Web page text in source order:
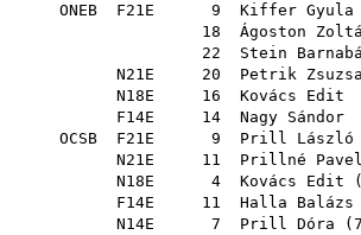
ONEB F21E 9
Kiffer Gyula
18
Ágoston
22
Stein
N21E 20
Petrik
N18E 16
Kovács Edit
F14E 14
Nagy Sándor
OCSB F21E 9 Prill László
N21E 11 Prillné
N18E 4 Kovács Edit (
F14E 11 Halla Balázs
N14E 7 Prill Dóra ( 7